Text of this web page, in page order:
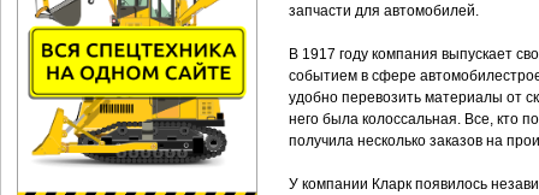
запчасти для автомобилей.
В 1917 году компания выпускает
событием в сфере
удобно перевозить материалы от
него была колоссальная. Все, кто
получила несколько заказов на
У компании Кларк появилось